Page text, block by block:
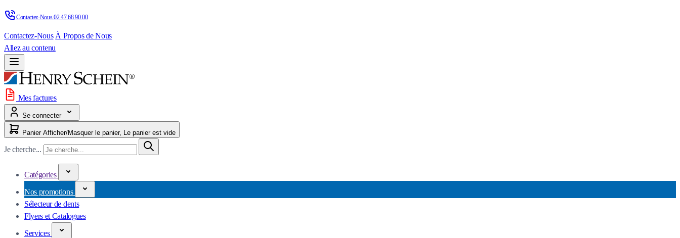
Contactez-Nous 02 47 68 90 00
Contactez-Nous À Propos de Nous
Allez au contenu
Mes factures
Se connecter
Panier Afficher/Masquer le panier, Le panier est vide
Je cherche...
Catégories
Nos promotions
Sélecteur de dents
Flyers et Catalogues
Services